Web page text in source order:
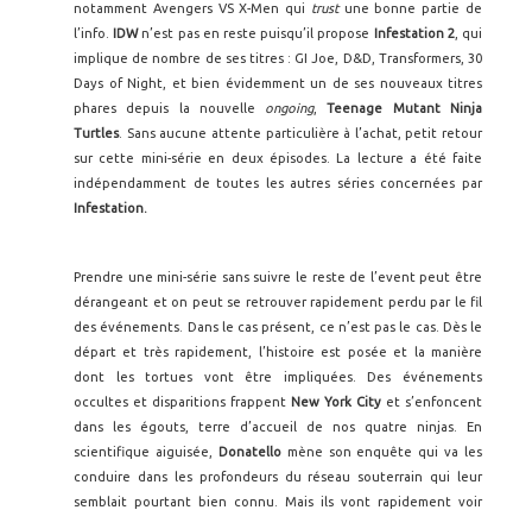
notamment Avengers VS X-Men qui trustune bonne partie de
l’info. IDWn’est pas en reste puisqu’il propose Infestation 2, qui
implique de nombre de ses titres : GI Joe, D&D, Transformers, 30
Days of Night, et bien évidemment un de ses nouveaux titres
phares depuis la nouvelle ongoing,Teenage Mutant Ninja
Turtles. Sans aucune attente particulière à l’achat, petit retour
sur cette mini-série en deux épisodes. La lecture a été faite
indépendamment de toutes les autres séries concernées par
Infestation.
Prendre une mini-série sans suivre le reste de l’event peut être
dérangeant et on peut se retrouver rapidement perdu par le fil
des événements. Dans le cas présent, ce n’est pas le cas. Dès le
départ et très rapidement, l’histoire est posée et la manière
dont les tortues vont être impliquées. Des événements
occultes et disparitions frappent New York City et s’enfoncent
dans les égouts, terre d’accueil de nos quatre ninjas. En
scientifique aiguisée,
Donatellomène son enquête qui va les
conduire dans les profondeurs du réseau souterrain qui leur
semblait pourtant bien connu. Mais ils vont rapidement voir